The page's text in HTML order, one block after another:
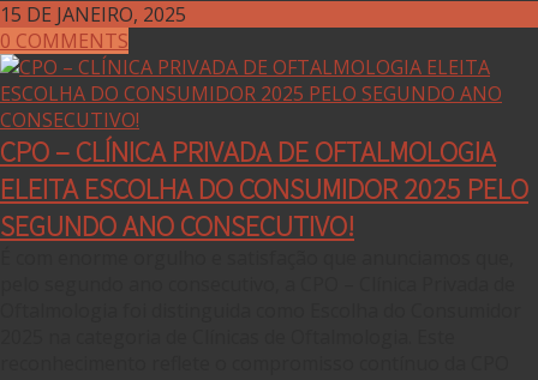
15 DE JANEIRO, 2025
0 COMMENTS
CPO – CLÍNICA PRIVADA DE OFTALMOLOGIA
ELEITA ESCOLHA DO CONSUMIDOR 2025 PELO
SEGUNDO ANO CONSECUTIVO!